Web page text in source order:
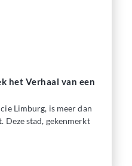
het Verhaal van een
Limburg, is meer dan
Deze stad, gekenmerkt